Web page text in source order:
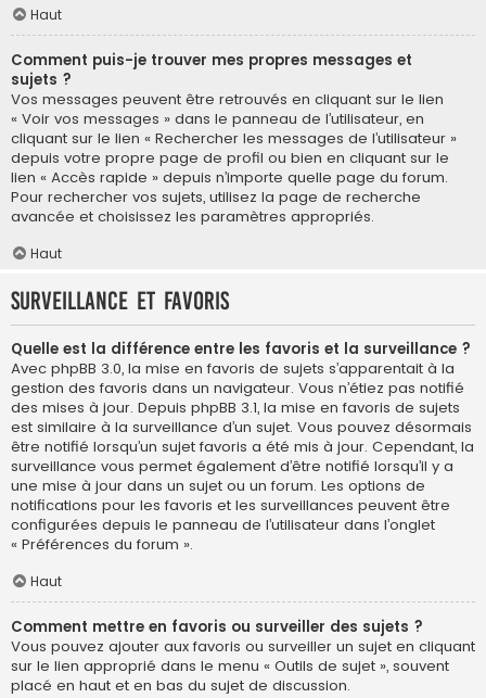
Haut
Comment puis-je trouver mes propres messages et
sujets ?
Vos messages peuvent être retrouvés en cliquant sur le lien
« Voir vos messages » dans le panneau de l’utilisateur, en
cliquant sur le lien « Rechercher les messages de l’utilisateur »
depuis votre propre page de profil ou bien en cliquant sur le
lien « Accès rapide » depuis n’importe quelle page du forum.
Pour rechercher vos sujets, utilisez la page de recherche
avancée et choisissez les paramètres appropriés.
Haut
Surveillance et favoris
Quelle est la différence entre les favoris et la surveillance ?
Avec phpBB 3.0, la mise en favoris de sujets s’apparentait à la
gestion des favoris dans un navigateur. Vous n’étiez pas notifié
des mises à jour. Depuis phpBB 3.1, la mise en favoris de sujets
est similaire à la surveillance d’un sujet. Vous pouvez désormais
être notifié lorsqu’un sujet favoris a été mis à jour. Cependant, la
surveillance vous permet également d’être notifié lorsqu’il y a
une mise à jour dans un sujet ou un forum. Les options de
notifications pour les favoris et les surveillances peuvent être
configurées depuis le panneau de l’utilisateur dans l’onglet
« Préférences du forum ».
Haut
Comment mettre en favoris ou surveiller des sujets ?
Vous pouvez ajouter aux favoris ou surveiller un sujet en cliquant
sur le lien approprié dans le menu « Outils de sujet », souvent
placé en haut et en bas du sujet de discussion.